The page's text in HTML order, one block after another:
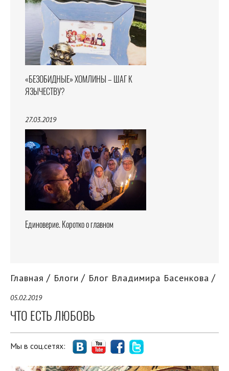
«БЕЗОБИДНЫЕ» ХОМЛИНЫ – ШАГ К
ЯЗЫЧЕСТВУ?
27.03.2019
Единоверие. Коротко о главном
Главная Блоги Блог Владимира Басенкова
05.02.2019
ЧТО ЕСТЬ ЛЮБОВЬ
Мы в соц.сетях: